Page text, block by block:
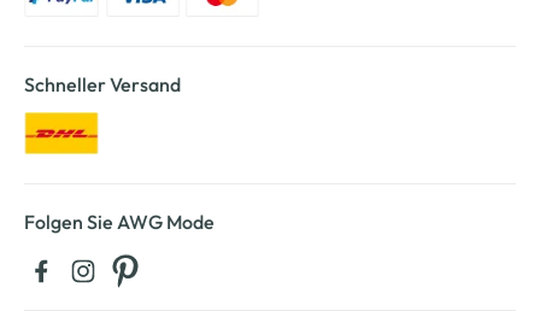
Schneller Versand
Folgen Sie AWG Mode